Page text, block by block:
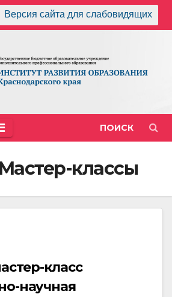
Версия сайта для слабовидящих
ПОИСК
Мастер-классы
класс
научная